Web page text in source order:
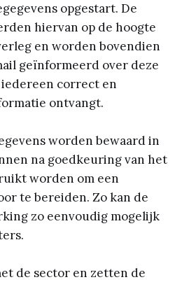
opgestart. De
hiervan op de hoogte
en worden bovendien
geïnformeerd over deze
iedereen correct en
ontvangt.
worden bewaard in
na goedkeuring van het
worden om een
te bereiden. Zo kan de
zo eenvoudig mogelijk
de sector en zetten de